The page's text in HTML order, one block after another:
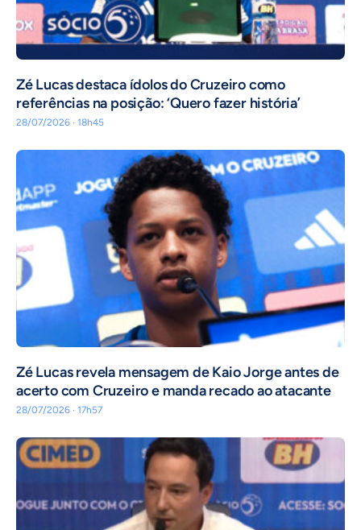
Zé Lucas destaca ídolos do Cruzeiro como
referências na posição: ‘Quero fazer história’
28/07/2026 · 18h45
Zé Lucas revela mensagem de Kaio Jorge antes de
acerto com Cruzeiro e manda recado ao atacante
28/07/2026 · 17h57